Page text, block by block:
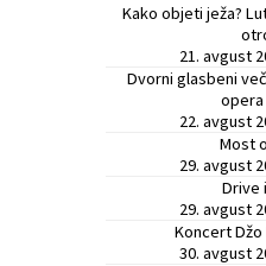
Kako objeti ježa?
21. avgust
Dvorni glasbeni
opera
22. avgust
Most
29. avgust
Drive
29. avgust
Koncert Džo
30. avgust